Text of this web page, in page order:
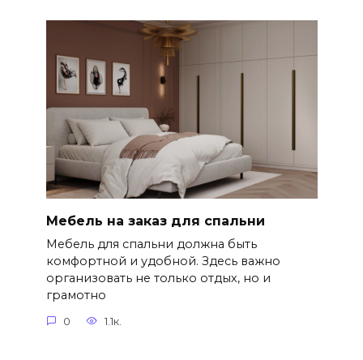
Мебель на заказ для спальни
Мебель для спальни должна быть
комфортной и удобной. Здесь важно
организовать не только отдых, но и
грамотно
0 1.1к.